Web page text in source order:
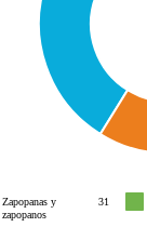
Zapopanas y
zapopanos
31